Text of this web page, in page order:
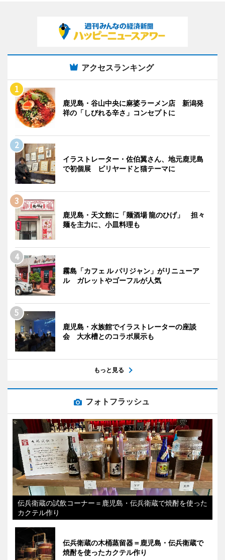
アクセスランキング
鹿児島・谷山中央に麻婆ラーメン店 新潟発
祥の「しびれる辛さ」コンセプトに
イラストレーター・佐伯翼さん、地元鹿児島
で初個展 ビリヤードと猫テーマに
鹿児島・天文館に「麺酒場 龍のひげ」 担々
麺を主力に、小皿料理も
霧島「カフェ ル パリジャン」がリニューア
ル ガレットやゴーフルが人気
鹿児島・水族館でイラストレーターの座談
会 大水槽とのコラボ展示も
もっと見る
フォトフラッシュ
伝兵衛蔵の試飲コーナー＝鹿児島・伝兵衛蔵で焼酎を使った
カクテル作り
伝兵衛蔵の木桶蒸留器＝鹿児島・伝兵衛蔵で
焼酎を使ったカクテル作り